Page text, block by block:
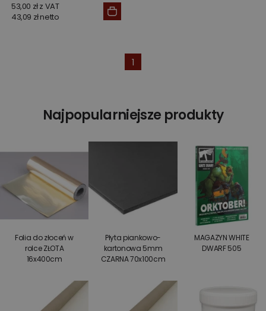
53,00 zł z VAT
43,09 zł netto
1
Najpopularniejsze produkty
Folia do złoceń w
rolce ZŁOTA
16x400cm
Płyta piankowo-
kartonowa 5mm
CZARNA 70x100cm
MAGAZYN WHITE
DWARF 505